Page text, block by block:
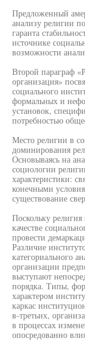
Предложенный
анализу религии
гаранта
источнике
возможности
Второй параграф
организация»
социального
формальных и
установок,
потребностью
Место религии в
доминирования
Основываясь на
социологии
характеристики:
конечными
существование
Поскольку
качестве
провести
Различие
категориального
организации
выступают
порядка. Типы,
характером
каркас
в-третьих,
в процессах
опосредованно